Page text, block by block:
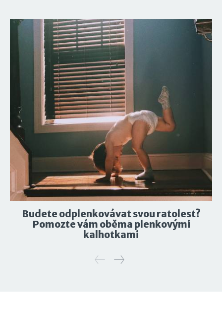
Budete odplenkovávat svou ratolest?
Pomozte vám oběma plenkovými
kalhotkami